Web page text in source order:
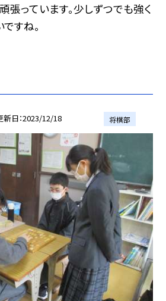
張っています。少しずつでも強く
すね。
新日 2023/12/18 将棋部